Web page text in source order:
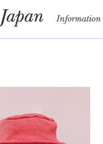
information